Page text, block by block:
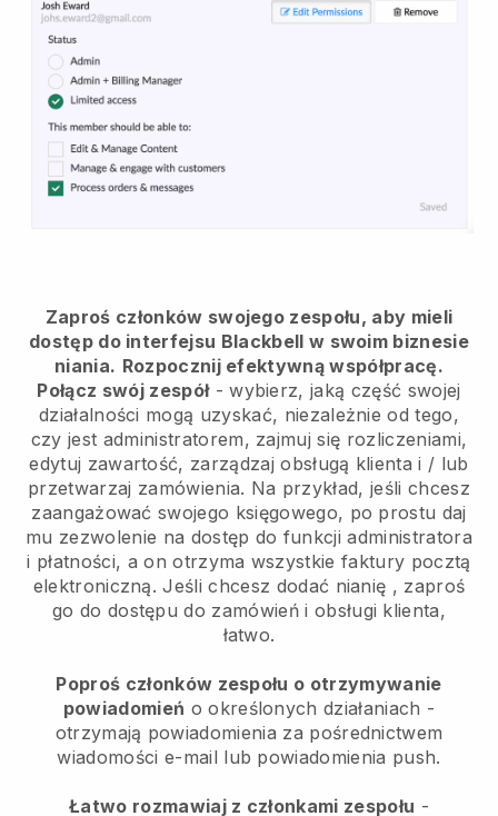
Zaproś członków swojego zespołu, aby mieli
dostęp do interfejsu Blackbell w swoim biznesie
niania. Rozpocznij efektywną współpracę.
Połącz swój zespół- wybierz, jaką część swojej
działalności mogą uzyskać, niezależnie od tego,
czy jest administratorem, zajmuj się rozliczeniami,
edytuj zawartość, zarządzaj obsługą klienta i / lub
przetwarzaj zamówienia. Na przykład, jeśli chcesz
zaangażować swojego księgowego, po prostu daj
mu zezwolenie na dostęp do funkcji administratora
i płatności, a on otrzyma wszystkie faktury pocztą
elektroniczną.Jeśli chcesz dodać nianię , zaproś
go do dostępu do zamówień i obsługi klienta,
łatwo.
Poproś członków zespołu o otrzymywanie
powiadomień o określonych działaniach -
otrzymają powiadomienia za pośrednictwem
wiadomości e-mail lub powiadomienia push.
Łatwo rozmawiaj z członkami zespołu -